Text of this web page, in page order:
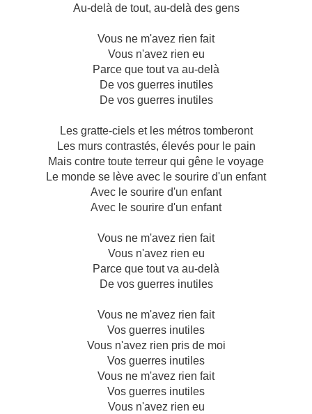
Au-delà de tout, au-delà des gens
Vous ne m'avez rien fait
Vous n'avez rien eu
Parce que tout va au-delà
De vos guerres inutiles
De vos guerres inutiles
Les gratte-ciels et les métros tomberont
Les murs contrastés, élevés pour le pain
Mais contre toute terreur qui gêne le voyage
Le monde se lève avec le sourire d'un enfant
Avec le sourire d'un enfant
Avec le sourire d'un enfant
Vous ne m'avez rien fait
Vous n'avez rien eu
Parce que tout va au-delà
De vos guerres inutiles
Vous ne m'avez rien fait
Vos guerres inutiles
Vous n'avez rien pris de moi
Vos guerres inutiles
Vous ne m'avez rien fait
Vos guerres inutiles
Vous n'avez rien eu